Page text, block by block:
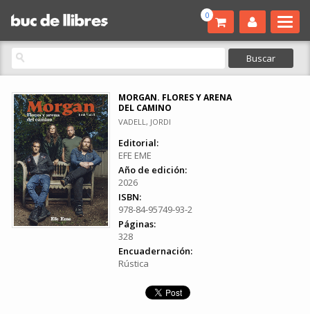
0
MORGAN. FLORES Y ARENA
DEL CAMINO
VADELL, JORDI
Editorial:
EFE EME
Año de edición:
2026
ISBN:
978-84-95749-93-2
Páginas:
328
Encuadernación:
Rústica